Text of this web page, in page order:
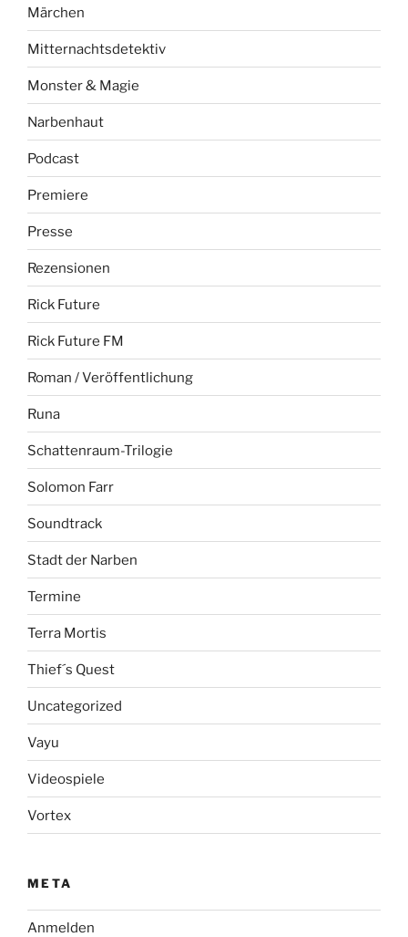
Märchen
Mitternachtsdetektiv
Monster & Magie
Narbenhaut
Podcast
Premiere
Presse
Rezensionen
Rick Future
Rick Future FM
Roman / Veröffentlichung
Runa
Schattenraum-Trilogie
Solomon Farr
Soundtrack
Stadt der Narben
Termine
Terra Mortis
Thief´s Quest
Uncategorized
Vayu
Videospiele
Vortex
META
Anmelden